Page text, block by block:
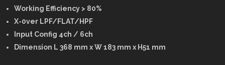
Working Efficiency > 80%
X-0ver LPF/FLAT/HPF
Input Config 4ch / 6ch
Dimension L 368 mm x W 183 mm x H51 mm